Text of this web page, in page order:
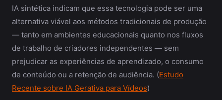
IA sintética indicam que essa tecnologia pode ser uma
alternativa viável aos métodos tradicionais de produção
— tanto em ambientes educacionais quanto nos fluxos
de trabalho de criadores independentes — sem
prejudicar as experiências de aprendizado, o consumo
de conteúdo ou a retenção de audiência. (Estudo
Recente sobre IA Gerativa para Vídeos)